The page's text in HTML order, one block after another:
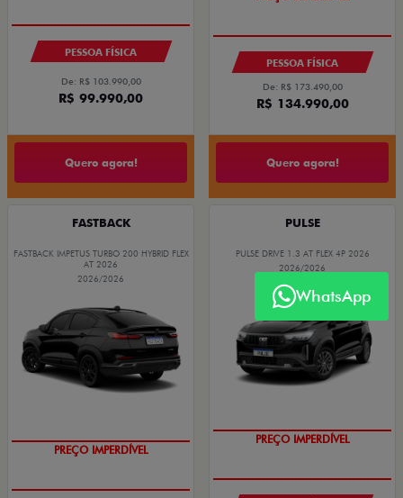
PESSOA FÍSICA
De: R$ 103.990,00
R$ 99.990,00
Quero agora!
PESSOA FÍSICA
De: R$ 173.490,00
R$ 134.990,00
Quero agora!
FASTBACK
FASTBACK IMPETUS TURBO 200 HYBRID FLEX
AT 2026
2026/2026
PREÇO IMPERDÍVEL
PULSE
PULSE DRIVE 1.3 AT FLEX 4P 2026
2026/2026
PREÇO IMPERDÍVEL
WhatsApp